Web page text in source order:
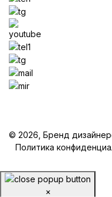
© 2026, Бренд
Политика
×